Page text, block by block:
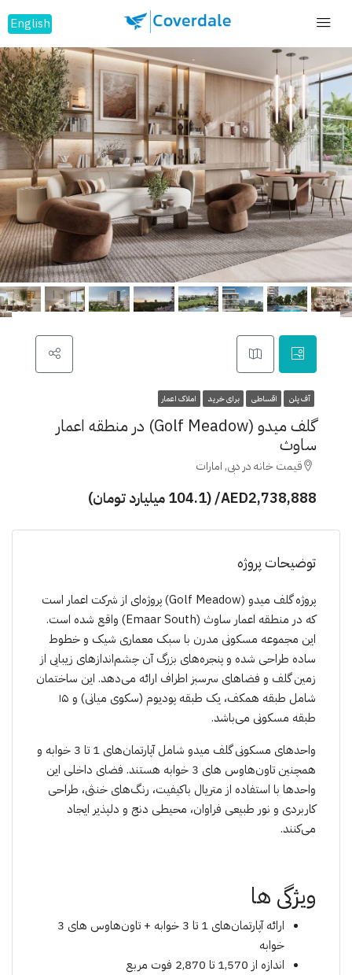
English
آف پلن اقساطی برای خرید املاک اعمار
گلف میدو (Golf Meadow) در منطقه اعمار
ساوث
قیمت خانه در دبی, امارات
AED2,738,888/ (104.1 میلیارد تومان)
توضیحات پروژه
پروژه گلف میدو (Golf Meadow) پروژه‌ای از شرکت اعمار است
که در منطقه اعمار ساوث (Emaar South) واقع شده است.
این مجموعه مسکونی مدرن با سبک معماری شیک و خطوط
ساده طراحی شده و پنجره‌های بزرگ آن چشم‌اندازهای زیبایی از
زمین گلف و فضاهای سرسبز اطراف ارائه می‌دهد. این ساختمان
شامل طبقه همکف، یک طبقه پودیوم (سکوی میانی) و ۱۵
طبقه مسکونی می‌باشد.
واحدهای مسکونی گلف میدو شامل آپارتمان‌های 1 تا 3 خوابه و
همچنین تاون‌هاوس های 3 خوابه هستند. فضای داخلی این
واحدها با استفاده از متریال باکیفیت، رنگ‌های خنثی، طراحی
کاربردی و نور طبیعی فراوان، محیطی دنج و دلپذیر ایجاد
می‌کنند.
ویژگی ها
ارائه آپارتمان‌های 1 تا 3 خوابه + تاون‌هاوس های 3
خوابه
اندازه از 1,570 تا 2,870 فوت مربع